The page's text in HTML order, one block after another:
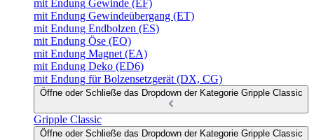
mit Endung Gewinde (EF)
mit Endung Gewindeübergang (ET)
mit Endung Endbolzen (ES)
mit Endung Öse (EO)
mit Endung Magnet (EA)
mit Endung Deko (ED6)
mit Endung für Bolzensetzgerät (DX, CG)
Öffne oder Schließe das Dropdown der Kategorie Gripple Classic
Gripple Classic
Öffne oder Schließe das Dropdown der Kategorie Gripple Classic